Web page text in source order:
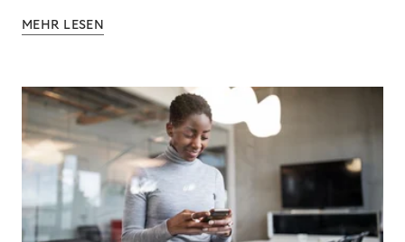
MEHR LESEN